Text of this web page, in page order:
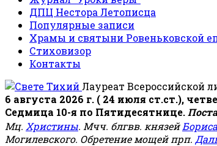
ДПЦ Нестора Летописца
Популярные записи
Храмы и святыни Ровеньковской
Стиховизор
Контакты
Лауреат Всероссийской
6 августа 2026 г. ( 24 июля ст.ст.),
Седмица 10-я по Пятидесятнице.
Мц. Христины. Мчч. блгвв. князейБориса
Могилевского. Обретение мощей прп.